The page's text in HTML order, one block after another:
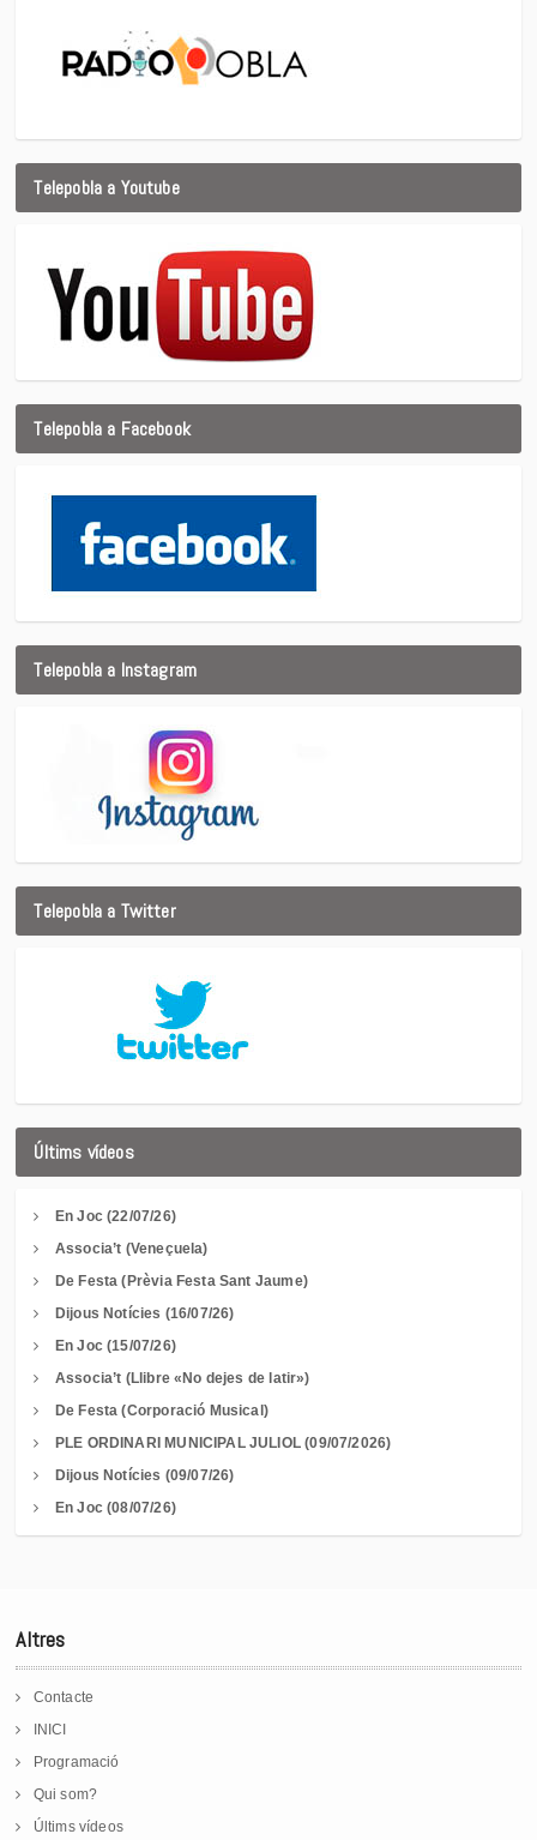
Telepobla a Youtube
Telepobla a Facebook
Telepobla a Instagram
Telepobla a Twitter
Últims vídeos
En Joc (22/07/26)
Associa’t (Veneçuela)
De Festa (Prèvia Festa Sant Jaume)
Dijous Notícies (16/07/26)
En Joc (15/07/26)
Associa’t (Llibre «No dejes de latir»)
De Festa (Corporació Musical)
PLE ORDINARI MUNICIPAL JULIOL (09/07/2026)
Dijous Notícies (09/07/26)
En Joc (08/07/26)
Altres
Contacte
INICI
Programació
Qui som?
Últims vídeos